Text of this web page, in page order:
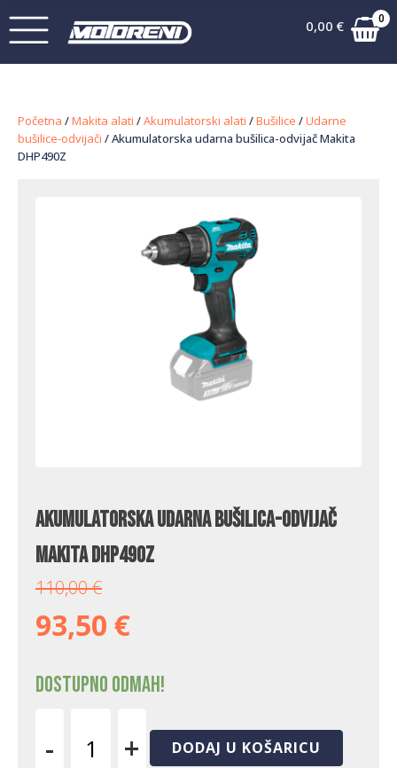
0,00 € 0
Početna /Makita alati /Akumulatorski alati /Bušilice /Udarne
bušilice-odvijači / Akumulatorska udarna bušilica-odvijač Makita
DHP490Z
Akumulatorska udarna bušilica-odvijač
Makita DHP490Z
110,00€
93,50 €
Dostupno odmah!
- + DODAJ U KOŠARICU